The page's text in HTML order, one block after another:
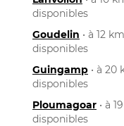
disponibles
Goudelin • à 12
disponibles
Guingamp • à 20
disponibles
Ploumagoar • à
disponibles